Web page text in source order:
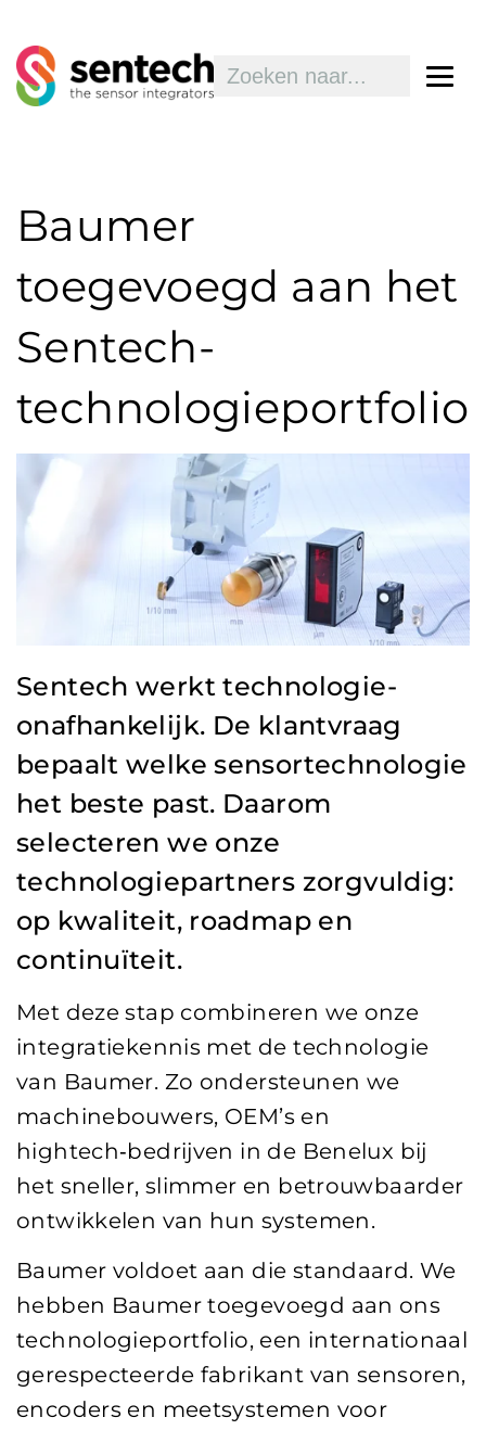
Baumer
toegevoegd aan het
Sentech-
technologieportfolio
Sentech werkt technologie-
onafhankelijk. De klantvraag
bepaalt welke sensortechnologie
het beste past. Daarom
selecteren we onze
technologiepartners zorgvuldig:
op kwaliteit, roadmap en
continuïteit.
Met deze stap combineren we onze
integratiekennis met de technologie
van Baumer. Zo ondersteunen we
machinebouwers, OEM’s en
hightech‑bedrijven in de Benelux bij
het sneller, slimmer en betrouwbaarder
ontwikkelen van hun systemen.
Baumer voldoet aan die standaard. We
hebben Baumer toegevoegd aan ons
technologieportfolio, een internationaal
gerespecteerde fabrikant van sensoren,
encoders en meetsystemen voor